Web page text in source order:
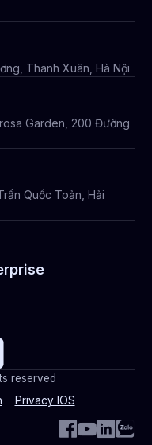
Thanh Xuân, Hà Nội
Garden, 200 Đường
Quốc Toản, Hải
reserved
Privacy IOS